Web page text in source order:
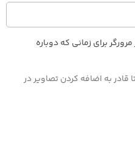
برای زمانی که دوباره
به اضافه کردن تصاویر در